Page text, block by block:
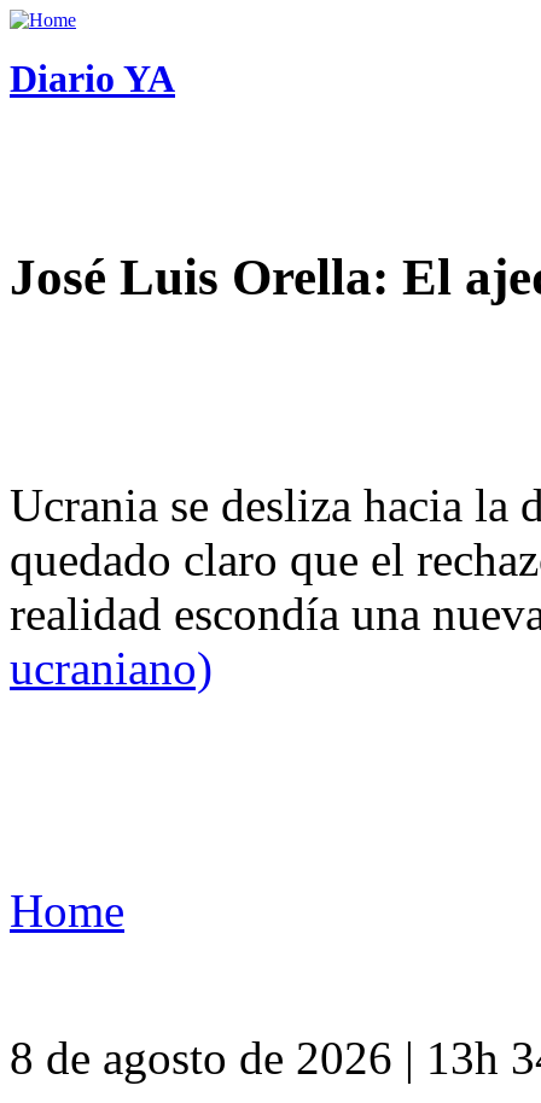
Diario YA
José Luis Orella: El
Ucrania se desliza hacia
quedado claro que el
realidad escondía una
ucraniano)
Home
8 de agosto de 2026 | 13h